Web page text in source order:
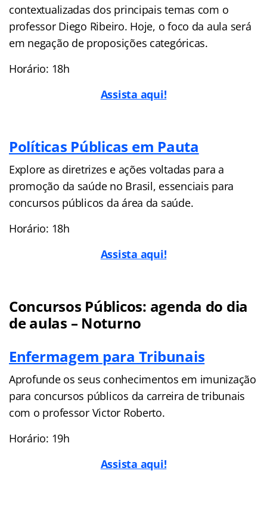
contextualizadas dos principais temas com o
professor Diego Ribeiro. Hoje, o foco da aula será
em negação de proposições categóricas.
Horário: 18h
Assista aqui!
Políticas Públicas em Pauta
Explore as diretrizes e ações voltadas para a
promoção da saúde no Brasil, essenciais para
concursos públicos da área da saúde.
Horário: 18h
Assista aqui!
Concursos Públicos: agenda do dia
de aulas – Noturno
Enfermagem para Tribunais
Aprofunde os seus conhecimentos em imunização
para concursos públicos da carreira de tribunais
com o professor Victor Roberto.
Horário: 19h
Assista aqui!